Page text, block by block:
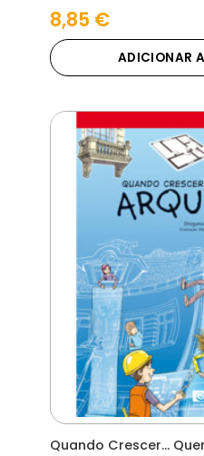
8,85 €
ADICIONAR
Quando Crescer…